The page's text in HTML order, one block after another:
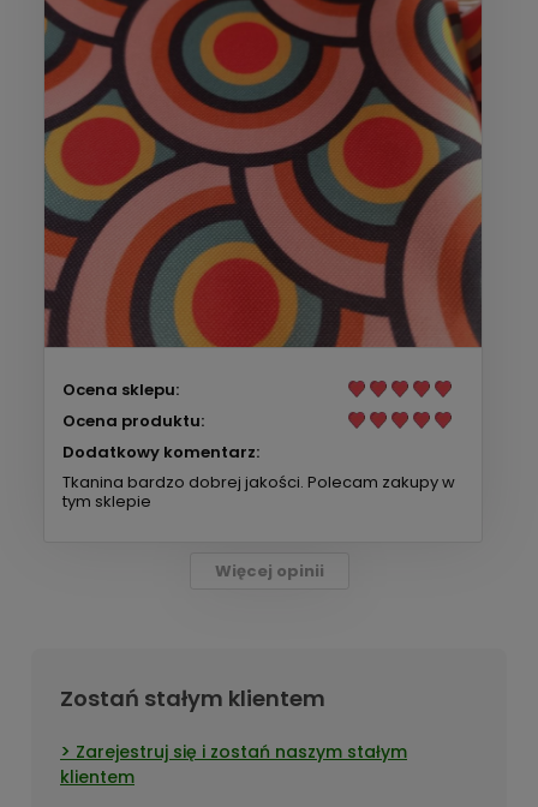
Ocena sklepu:
Ocena produktu:
Dodatkowy komentarz:
Tkanina bardzo dobrej jakości. Polecam zakupy w
tym sklepie
Więcej opinii
Zostań stałym klientem
Zarejestruj się i zostań naszym stałym
klientem